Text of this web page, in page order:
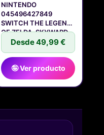
NINTENDO
045496427849
SWITCH THE LEGEND
OF ZELDA, SKYWARD
SWORD
Desde 49,99 €
🤪 Ver producto